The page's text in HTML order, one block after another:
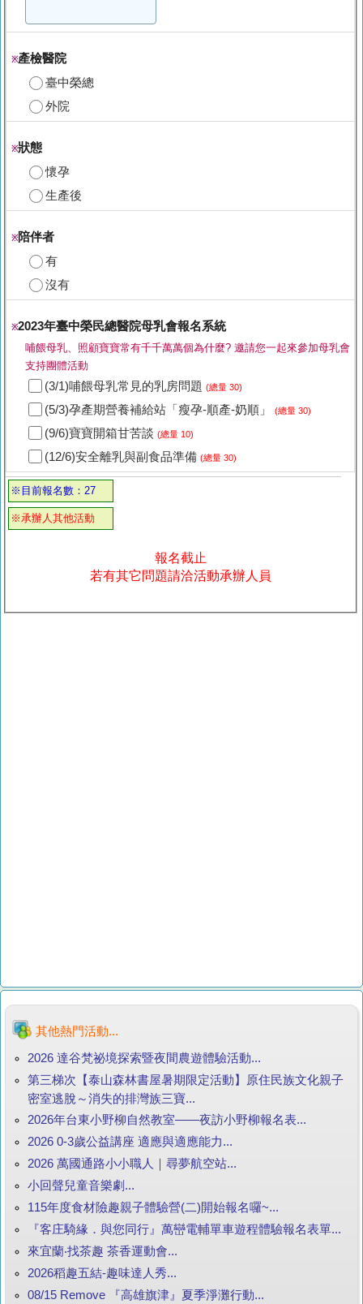
※產檢醫院
臺中榮總
外院
※狀態
懷孕
生產後
※陪伴者
有
沒有
※2023年臺中榮民總醫院母乳會報名系統
哺餵母乳、照顧寶寶常有千千萬萬個為什麼? 邀請您一起來參加母乳會
支持團體活動
(3/1)哺餵母乳常見的乳房問題 (總量 30)
(5/3)孕產期營養補給站「瘦孕-順產-奶順」 (總量 30)
(9/6)寶寶開箱甘苦談 (總量 10)
(12/6)安全離乳與副食品準備 (總量 30)
※目前報名數：27
※承辦人其他活動
報名截止
若有其它問題請洽活動承辦人員
其他熱門活動...
2026 達谷梵祕境探索暨夜間農遊體驗活動...
第三梯次【泰山森林書屋暑期限定活動】原住民族文化親子
密室逃脫～消失的排灣族三寶...
2026年台東小野柳自然教室——夜訪小野柳報名表...
2026 0-3歲公益講座 適應與適應能力...
2026 萬國通路小小職人｜尋夢航空站...
小回聲兒童音樂劇...
115年度食材險趣親子體驗營(二)開始報名囉~...
『客庄騎緣．與您同行』萬巒電輔單車遊程體驗報名表單...
來宜蘭‧找茶趣 茶香運動會...
2026稻趣五結-趣味達人秀...
08/15 Remove 『高雄旗津』夏季淨灘行動...